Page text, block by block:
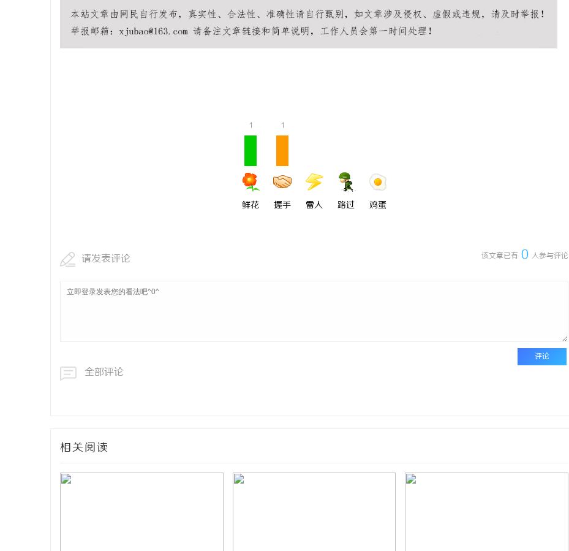
1
鲜花
1
握手 雷人 路过 鸡蛋
该文章已有 0 人参与评论
请发表评论
评论
全部评论
相关阅读